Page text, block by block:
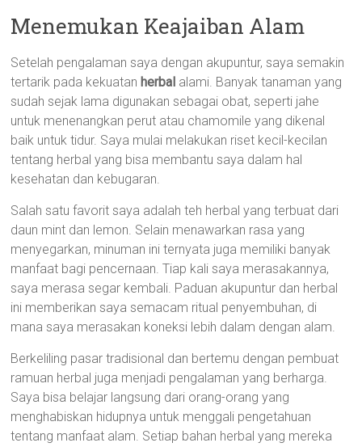
Menemukan Keajaiban Alam
Setelah pengalaman saya dengan akupuntur, saya semakin
tertarik pada kekuatan herbal alami. Banyak tanaman yang
sudah sejak lama digunakan sebagai obat, seperti jahe
untuk menenangkan perut atau chamomile yang dikenal
baik untuk tidur. Saya mulai melakukan riset kecil-kecilan
tentang herbal yang bisa membantu saya dalam hal
kesehatan dan kebugaran.
Salah satu favorit saya adalah teh herbal yang terbuat dari
daun mint dan lemon. Selain menawarkan rasa yang
menyegarkan, minuman ini ternyata juga memiliki banyak
manfaat bagi pencernaan. Tiap kali saya merasakannya,
saya merasa segar kembali. Paduan akupuntur dan herbal
ini memberikan saya semacam ritual penyembuhan, di
mana saya merasakan koneksi lebih dalam dengan alam.
Berkeliling pasar tradisional dan bertemu dengan pembuat
ramuan herbal juga menjadi pengalaman yang berharga.
Saya bisa belajar langsung dari orang-orang yang
menghabiskan hidupnya untuk menggali pengetahuan
tentang manfaat alam. Setiap bahan herbal yang mereka